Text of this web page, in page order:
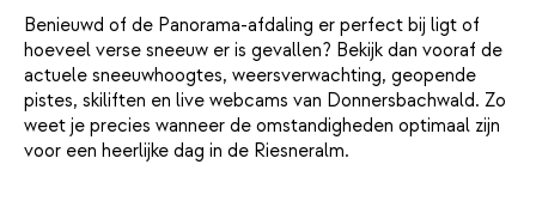
Benieuwd of de Panorama-afdaling er perfect bij ligt of
hoeveel verse sneeuw er is gevallen? Bekijk dan vooraf de
actuele sneeuwhoogtes, weersverwachting, geopende
pistes, skiliften en live webcams van Donnersbachwald. Zo
weet je precies wanneer de omstandigheden optimaal zijn
voor een heerlijke dag in de Riesneralm.